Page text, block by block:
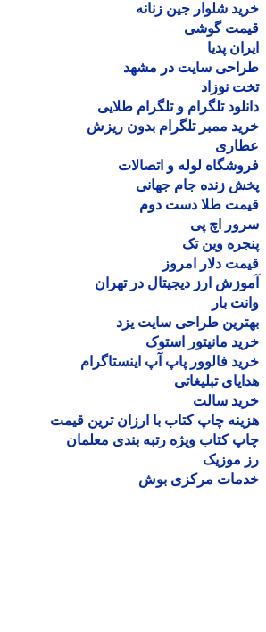
شلوار جین زنانه
گوشی
پدیا
سایت در مشهد
نوزاد
تلگرام و تلگرام طلایی
ممبر تلگرام بدون ریزش
لوله و اتصالات
زنده جام جهانی
طلا دست دوم
اچ پی
وین تک
دلار امروز
ارز دیجیتال در تهران
بار
طراحی سایت یزد
مانیتور استوک
فالوور پاپ آپ اینستاگرام
تبلیغاتی
سالت
چاپ کتاب با ارزان ترین قیمت
کتاب ویژه رتبه بندی معلمان
موزیک
مرکزی بوش